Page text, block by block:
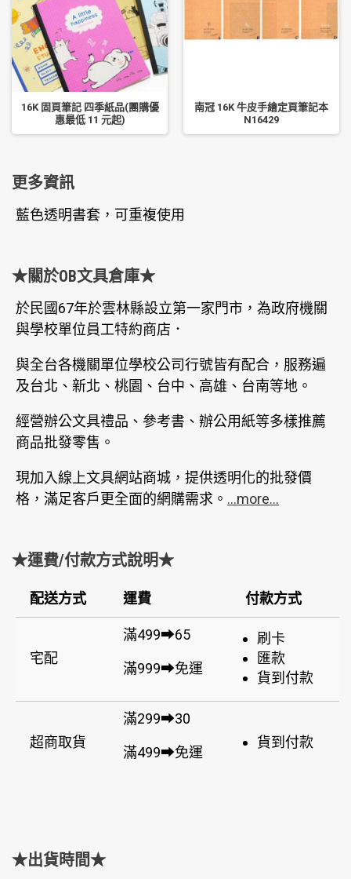
16K 固頁筆記 四季紙品(團購優
惠最低 11 元起)
南冠 16K 牛皮手繪定頁筆記本
N16429
更多資訊
藍色透明書套，可重複使用
★關於OB文具倉庫★
於民國67年於雲林縣設立第一家門市，為政府機關
與學校單位員工特約商店．
與全台各機關單位學校公司行號皆有配合，服務遍
及台北、新北、桃園、台中、高雄、台南等地。
經營辦公文具禮品、參考書、辦公用紙等多樣推薦
商品批發零售。
現加入線上文具網站商城，提供透明化的批發價
格，滿足客戶更全面的網購需求。 ...more...
★運費/付款方式說明★
配送方式 運費 付款方式
宅配
滿499➡65
滿999➡免運
刷卡
匯款
貨到付款
超商取貨
滿299➡30
滿499➡免運
貨到付款
★出貨時間★